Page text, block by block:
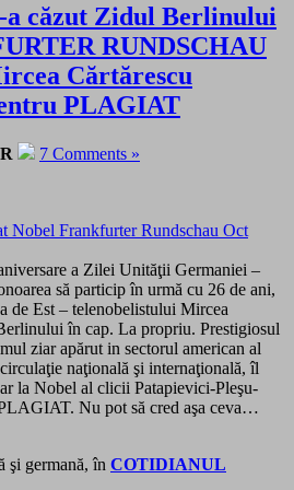
căzut Zidul Berlinului
RUNDSCHAU
Cărtărescu
PLAGIAT
7 Comments »
a Zilei Unităţii Germaniei –
să particip în urmă cu 26 de ani,
de Est – telenobelistului Mircea
în cap. La propriu. Prestigiosul
ziar apărut in sectorul american al
naţională şi internaţională, îl
la Nobel al clicii Patapievici-Pleşu-
Nu pot să cred aşa ceva…
şi germană, în COTIDIANUL